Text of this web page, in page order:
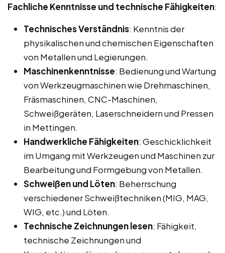
Fachliche Kenntnisse und technische Fähigkeiten:
Technisches Verständnis: Kenntnis der
physikalischen und chemischen Eigenschaften
von Metallen und Legierungen.
Maschinenkenntnisse: Bedienung und Wartung
von Werkzeugmaschinen wie Drehmaschinen,
Fräsmaschinen, CNC-Maschinen,
Schweißgeräten, Laserschneidern und Pressen
in Mettingen.
Handwerkliche Fähigkeiten: Geschicklichkeit
im Umgang mit Werkzeugen und Maschinen zur
Bearbeitung und Formgebung von Metallen.
Schweißen und Löten: Beherrschung
verschiedener Schweißtechniken (MIG, MAG,
WIG, etc.) und Löten.
Technische Zeichnungen lesen: Fähigkeit,
technische Zeichnungen und